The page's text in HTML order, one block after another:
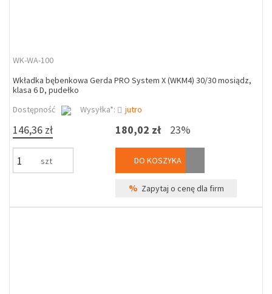
WK-WA-100
Wkładka bębenkowa Gerda PRO System X (WKM4) 30/30 mosiądz,
klasa 6 D, pudełko
Dostępność
Wysyłka*: jutro
146,36 zł
szt
180,02 zł 23%
DO KOSZYKA
% Zapytaj o cenę dla firm